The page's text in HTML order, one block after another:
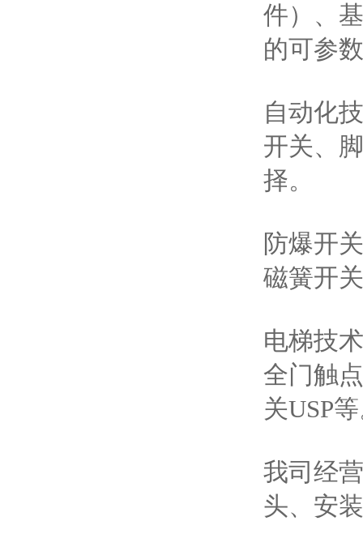
件）、
的可参
自动化
开关、
择。
防爆开
磁簧开
电梯技
全门触
关USP
我司经
头、安